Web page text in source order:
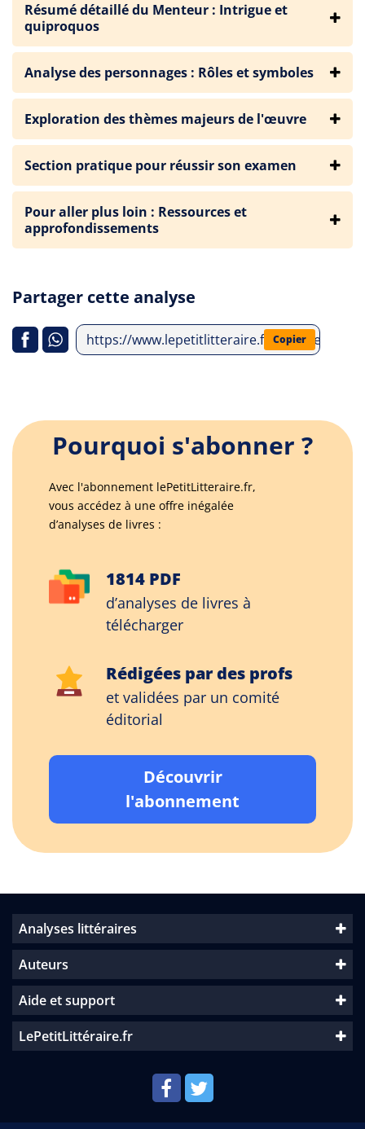
Résumé détaillé du Menteur : Intrigue et
quiproquos
Analyse des personnages : Rôles et symboles
Exploration des thèmes majeurs de l'œuvre
Section pratique pour réussir son examen
Pour aller plus loin : Ressources et
approfondissements
Partager cette analyse
https://www.lepetitlitteraire.fr/analyses-
Copier
Pourquoi s'abonner ?
Avec l'abonnement lePetitLitteraire.fr,
vous accédez à une offre inégalée
d’analyses de livres :
1814 PDF
d’analyses de livres à
télécharger
Rédigées par des profs
et validées par un comité
éditorial
Découvrir
l'abonnement
Analyses littéraires
Auteurs
Aide et support
LePetitLittéraire.fr